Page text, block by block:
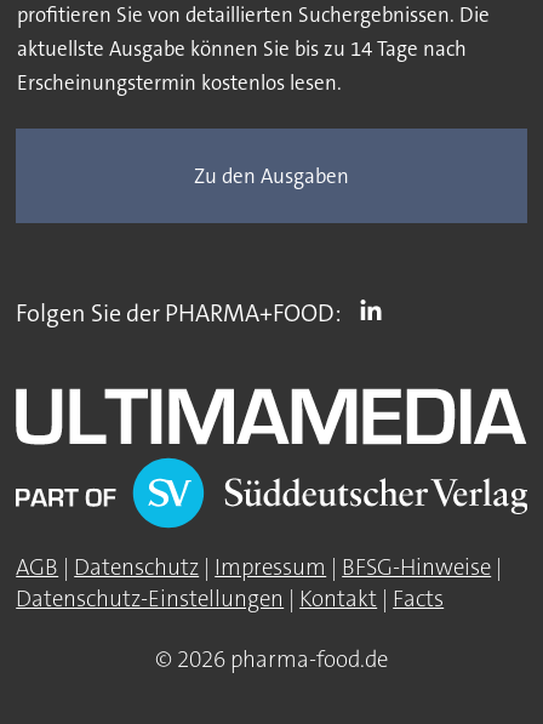
profitieren Sie von detaillierten Suchergebnissen. Die
aktuellste Ausgabe können Sie bis zu 14 Tage nach
Erscheinungstermin kostenlos lesen.
Zu den Ausgaben
Folgen Sie der PHARMA+FOOD:
AGB | Datenschutz | Impressum | BFSG-Hinweise |
Datenschutz-Einstellungen | Kontakt | Facts
© 2026 pharma-food.de